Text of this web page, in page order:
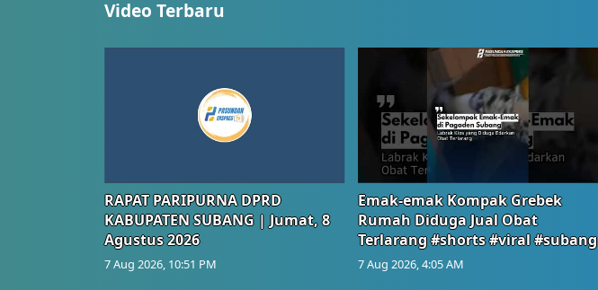
Video Terbaru
RAPAT PARIPURNA DPRD
KABUPATEN SUBANG | Jumat, 8
Agustus 2026
7 Aug 2026, 10:51 PM
Emak-emak Kompak Grebek
Rumah Diduga Jual Obat
Terlarang #shorts #viral #subang
7 Aug 2026, 4:05 AM